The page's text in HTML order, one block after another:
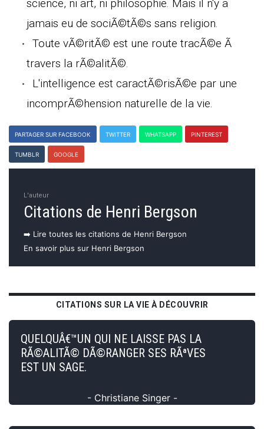
science, ni art, ni philosophie. Mais il n'y a
jamais eu de sociÃ©tÃ©s sans religion.
Toute vÃ©ritÃ© est une route tracÃ©e Ã
travers la rÃ©alitÃ©.
L'intelligence est caractÃ©risÃ©e par une
incomprÃ©hension naturelle de la vie.
PARTAGER SUR FACEBOOK TWITTER WHATSAPP PINTEREST
TUMBLR GOOGLE
L'auteur
Citations de Henri Bergson
➡️ Lire toutes les citations de Henri Bergson
En savoir plus sur Henri Bergson
CITATIONS SUR LA VIE À DÉCOUVRIR
QUELQUÂ€™UN QUI NE LAISSE PAS LA
RÃ©ALITÃ© DÃ©RANGER SES RÃªVES
EST UN SAGE.
- Christiane Singer -